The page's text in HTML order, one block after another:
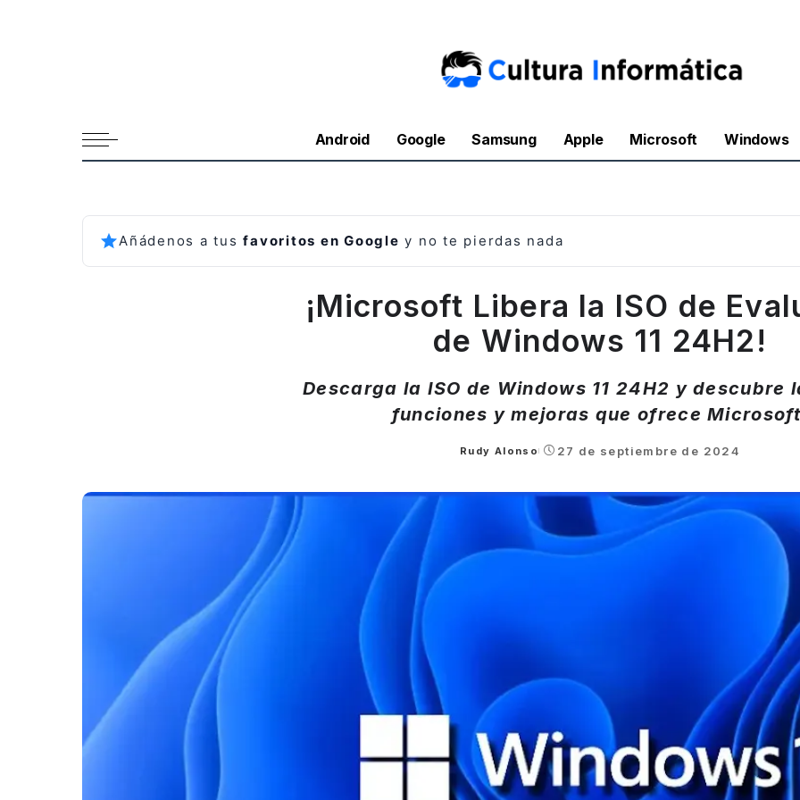
Android Google Samsung Apple Microsoft Windows
Añádenos a tusfavoritos en Google y no te pierdas nada
¡Microsoft Libera la ISO de
de Windows 11 24H2!
Descarga la ISO de Windows 11 24H2 y descubre
funciones y mejoras que ofrece
Posted
Rudy Alonso 27 de septiembre de 2024